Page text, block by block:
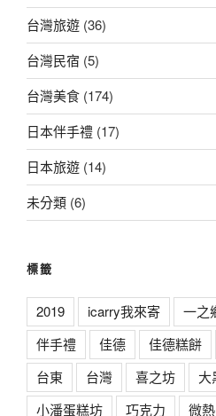
台灣旅遊 (36)
台灣民宿 (5)
台灣美食 (174)
日本伴手禮 (17)
日本旅遊 (14)
未分類 (6)
標籤
2019 icarry我來寄 一之
伴手禮
佳德 佳德糕餅
台東
台灣 喜之坊 大
小潘蛋糕坊
巧克力 微